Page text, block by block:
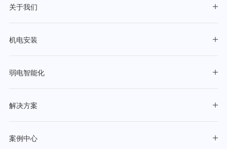
关于我们
机电安装
弱电智能化
解决方案
案例中心